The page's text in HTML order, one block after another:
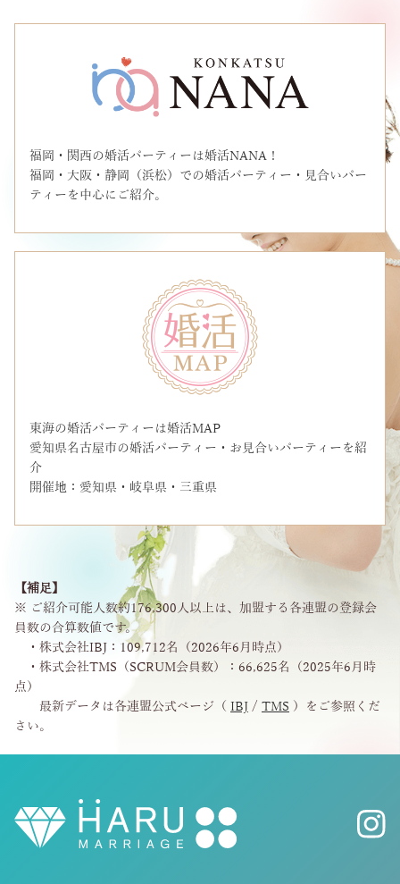
福岡・関西の婚活パーティーは婚活NANA！
福岡・大阪・静岡（浜松）での婚活パーティー・見合いパー
ティーを中心にご紹介。
東海の婚活パーティーは婚活MAP
愛知県名古屋市の婚活パーティー・お見合いパーティーを紹
介
開催地：愛知県・岐阜県・三重県
【補足】
※ ご紹介可能人数約176,300人以上は、加盟する各連盟の登録会
員数の合算数値です。
・株式会社IBJ：109,712名（2026年6月時点）
・株式会社TMS（SCRUM会員数）：66,625名（2025年6月時
点）
最新データは各連盟公式ページ（ IBJ / TMS ）をご参照くだ
さい。